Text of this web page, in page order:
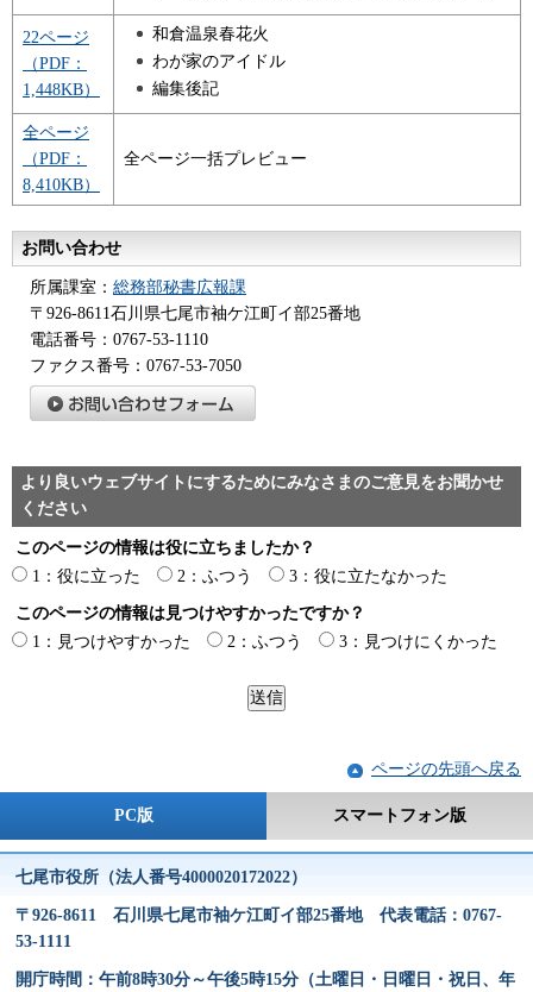
22ページ
（PDF：
1,448KB）
和倉温泉春花火
わが家のアイドル
編集後記
全ページ
（PDF：
8,410KB）
全ページ一括プレビュー
お問い合わせ
所属課室： 総務部秘書広報課
〒926-8611石川県七尾市袖ケ江町イ部25番地
電話番号：0767-53-1110
ファクス番号：0767-53-7050
より良いウェブサイトにするためにみなさまのご意見をお聞かせ
ください
このページの情報は役に立ちましたか？
1：役に立った
2：ふつう 3：役に立たなかった
このページの情報は見つけやすかったですか？
1：見つけやすかった
2：ふつう 3：見つけにくかった
ページの先頭へ戻る
PC版 スマートフォン版
七尾市役所（法人番号4000020172022）
〒926-8611 石川県七尾市袖ケ江町イ部25番地 代表電話：0767-
53-1111
開庁時間：午前8時30分～午後5時15分（土曜日・日曜日・祝日、年